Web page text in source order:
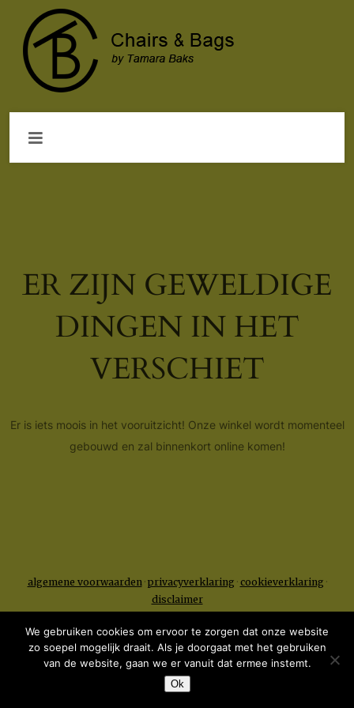
ER ZIJN GEWELDIGE
DINGEN IN HET
VERSCHIET
Er is iets moois in het vooruitzicht! Onze winkel wordt momenteel
gebouwd en zal binnenkort online komen!
algemene voorwaarden· privacyverklaring · cookieverklaring ·
disclaimer
We gebruiken cookies om ervoor te zorgen dat onze website
zo soepel mogelijk draait. Als je doorgaat met het gebruiken
van de website, gaan we er vanuit dat ermee instemt.
Ok